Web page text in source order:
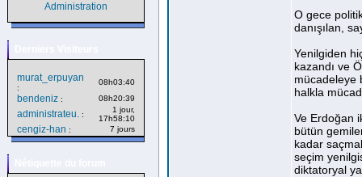
Administration
murat_erpuyan
:
08h03:40
bendeniz : 08h20:39
administrateu. :
1 jour,
17h58:10
cengiz-han : 7 jours
O gece
danışılan,
Yenilgiden
kazandı ve
mücadeleye
halkla
Ve Erdoğan
bütün
kadar
seçim
diktatoryal